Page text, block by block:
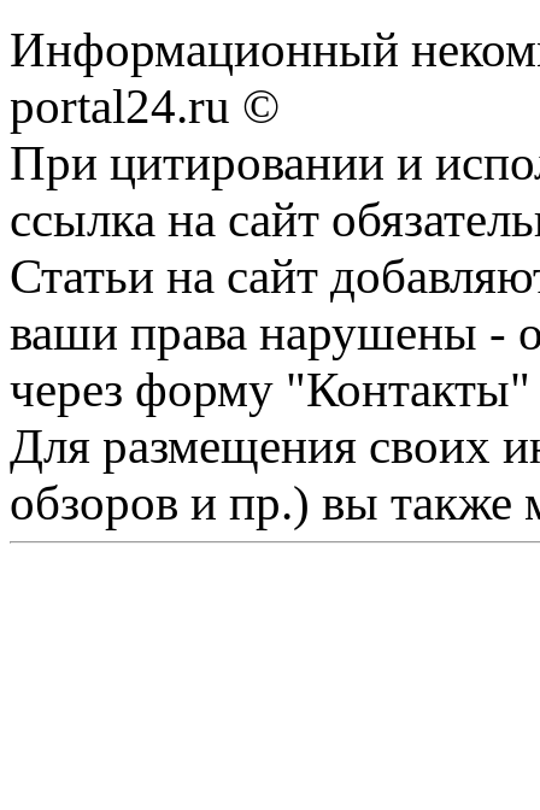
Информационный
portal24.ru ©
При цитировании и
ссылка на сайт
Статьи на сайт
ваши права нарушены -
через форму "Контакты"
Для размещения своих
обзоров и пр.) вы также